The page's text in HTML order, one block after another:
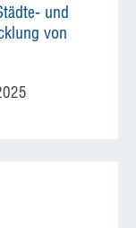
und
von